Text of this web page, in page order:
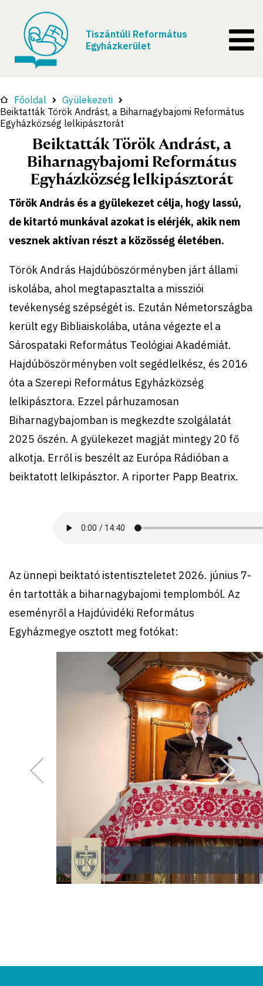
Tiszántúli Református
Egyházkerület
Főoldal
Gyülekezeti
Beiktatták Török Andrást, a Biharnagybajomi Református
Egyházközség lelkipásztorát
Beiktatták Török Andrást, a
Biharnagybajomi Református
Egyházközség lelkipásztorát
Török András és a gyülekezet célja, hogy lassú,
de kitartó munkával azokat is elérjék, akik nem
vesznek aktívan részt a közösség életében.
Török András Hajdúböszörményben járt állami
iskolába, ahol megtapasztalta a missziói
tevékenység szépségét is. Ezután Németországba
került egy Bibliaiskolába, utána végezte el a
Sárospataki Református Teológiai Akadémiát.
Hajdúböszörményben volt segédlelkész, és 2016
óta a Szerepi Református Egyházközség
lelkipásztora. Ezzel párhuzamosan
Biharnagybajomban is megkezdte szolgálatát
2025 őszén. A gyülekezet magját mintegy 20 fő
alkotja. Erről is beszélt az Európa Rádióban a
beiktatott lelkipásztor. A riporter Papp Beatrix.
Az ünnepi beiktató istentiszteletet 2026. június 7-
én tartották a biharnagybajomi templomból. Az
eseményről a Hajdúvidéki Református
Egyházmegye osztott meg fotókat: